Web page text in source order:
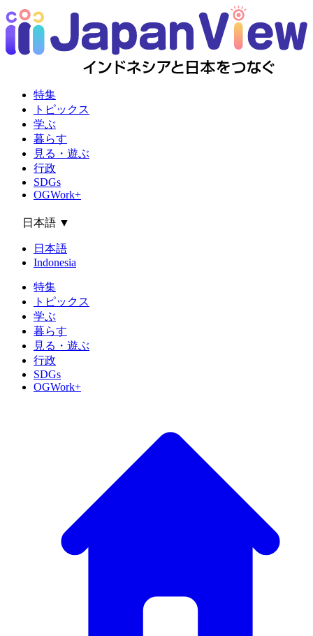
特集
トピックス
学ぶ
暮らす
見る・遊ぶ
行政
SDGs
OGWork+
日本語 ▼
日本語
Indonesia
特集
トピックス
学ぶ
暮らす
見る・遊ぶ
行政
SDGs
OGWork+